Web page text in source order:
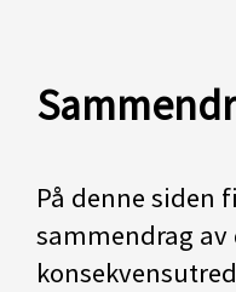
På denne siden
sammendrag av